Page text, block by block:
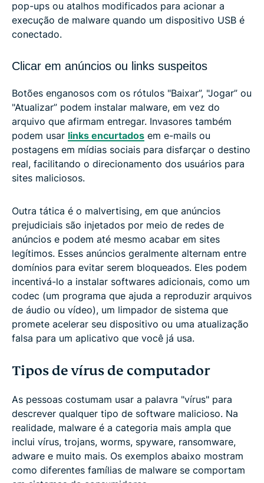
pop-ups ou atalhos modificados para acionar a
execução de malware quando um dispositivo USB é
conectado.
Clicar em anúncios ou links suspeitos
Botões enganosos com os rótulos "Baixar”, "Jogar” ou
"Atualizar” podem instalar malware, em vez do
arquivo que afirmam entregar. Invasores também
podem usar links encurtados em e-mails ou
postagens em mídias sociais para disfarçar o destino
real, facilitando o direcionamento dos usuários para
sites maliciosos.
Outra tática é o malvertising, em que anúncios
prejudiciais são injetados por meio de redes de
anúncios e podem até mesmo acabar em sites
legítimos. Esses anúncios geralmente alternam entre
domínios para evitar serem bloqueados. Eles podem
incentivá-lo a instalar softwares adicionais, como um
codec (um programa que ajuda a reproduzir arquivos
de áudio ou vídeo), um limpador de sistema que
promete acelerar seu dispositivo ou uma atualização
falsa para um aplicativo que você já usa.
Tipos de vírus de computador
As pessoas costumam usar a palavra "vírus" para
descrever qualquer tipo de software malicioso. Na
realidade, malware é a categoria mais ampla que
inclui vírus, trojans, worms, spyware, ransomware,
adware e muito mais. Os exemplos abaixo mostram
como diferentes famílias de malware se comportam